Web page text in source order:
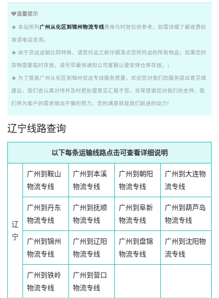
温馨提示
★ 本站所列 广州从化区到锦州物流专线费用与时效仅供参考，如需详细了解收费标
准请电话咨询。
★ 由于货运运输比较特殊，请您托运之前仔细清点您所托运的所有物品；如果您的
货物需要临时存放，请尽早最快通知公司客服以便安排仓库存放。；
★ 为了提高广州从化区到锦州货运专线服务质量，欢迎您对我们的服务提出意见或
建议，我们会认真对待并及时把处理意见汇报于您，非常感谢您对我们的支持，我
们将为客户的需求做出不懈的努力，您的满意就是我们前进的动力!
辽宁线路查询
以下每条运输线路点击可查看详细说明
辽
宁
广州到鞍山
物流专线
广州到本溪
物流专线
广州到朝阳
物流专线
广州到大连物
流专线
广州到丹东
物流专线
广州到抚顺
物流专线
广州到阜新
物流专线
广州到葫芦岛
物流专线
广州到锦州
物流专线
广州到辽阳
物流专线
广州到盘锦
物流专线
广州到沈阳物
流专线
广州到铁岭
物流专线
广州到营口
物流专线